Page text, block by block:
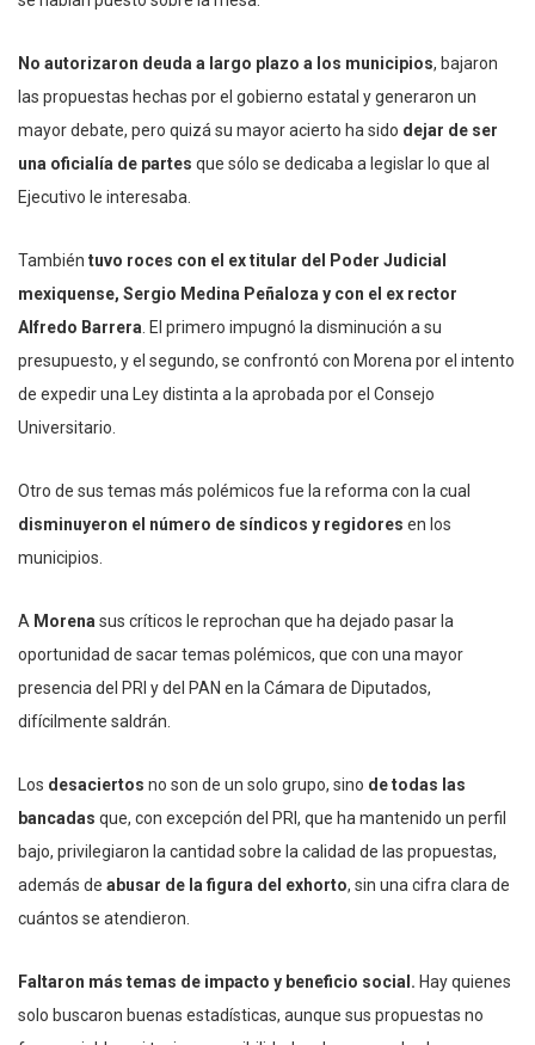
No autorizaron deuda a largo plazo a los municipios, bajaron
las propuestas hechas por el gobierno estatal y generaron un
mayor debate, pero quizá su mayor acierto ha sido dejar de ser
una oficialía de partes que sólo se dedicaba a legislar lo que al
Ejecutivo le interesaba.
También tuvo roces con el ex titular del Poder Judicial
mexiquense, Sergio Medina Peñaloza y con el ex rector
Alfredo Barrera . El primero impugnó la disminución a su
presupuesto, y el segundo, se confrontó con Morena por el intento
de expedir una Ley distinta a la aprobada por el Consejo
Universitario.
Otro de sus temas más polémicos fue la reforma con la cual
disminuyeron el número de síndicos y regidores en los
municipios.
A Morena sus críticos le reprochan que ha dejado pasar la
oportunidad de sacar temas polémicos, que con una mayor
presencia del PRI y del PAN en la Cámara de Diputados,
difícilmente saldrán.
Los desaciertos no son de un solo grupo, sino de todas las
bancadas que, con excepción del PRI, que ha mantenido un perfil
bajo, privilegiaron la cantidad sobre la calidad de las propuestas,
además de abusar de la figura del exhorto, sin una cifra clara de
cuántos se atendieron.
Faltaron más temas de impacto y beneficio social. Hay quienes
solo buscaron buenas estadísticas, aunque sus propuestas no